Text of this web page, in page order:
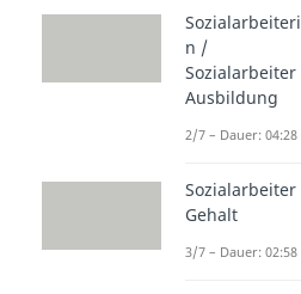
Sozialarbeiteri
n /
Sozialarbeiter
Ausbildung
2/7 – Dauer: 04:28
Sozialarbeiter
Gehalt
3/7 – Dauer: 02:58